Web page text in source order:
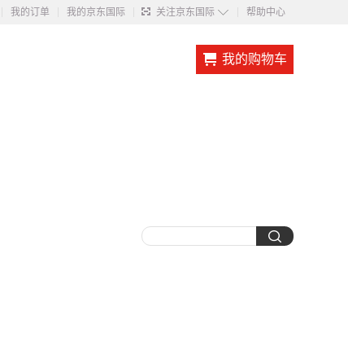
我的订单 我的京东国际 关注京东国际 ◇ 帮助中心
我的购物车